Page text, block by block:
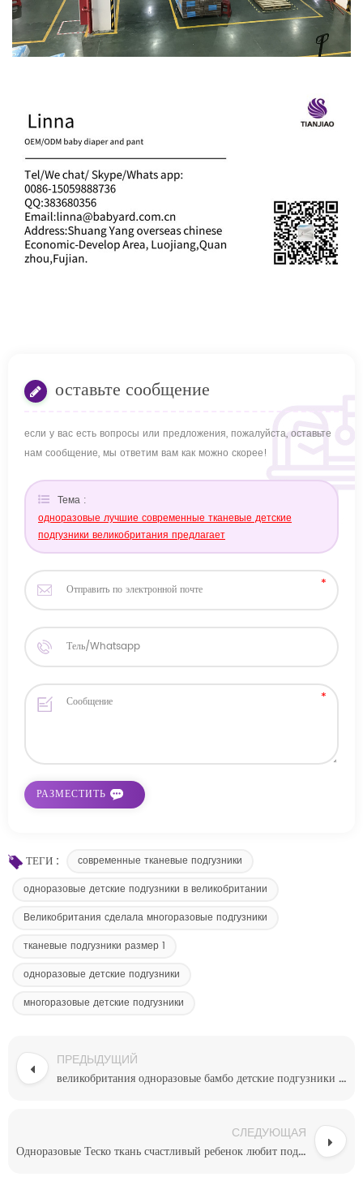
оставьте сообщение
если у вас есть вопросы или предложения, пожалуйста, оставьте
нам сообщение, мы ответим вам как можно скорее!
Тема :
одноразовые лучшие современные тканевые детские
подгузники великобритания предлагает
ТЕГИ :
современные тканевые подгузники
одноразовые детские подгузники в великобритании
Великобритания сделала многоразовые подгузники
тканевые подгузники размер 1
одноразовые детские подгузники
многоразовые детские подгузники
ПРЕДЫДУЩИЙ
великобритания одноразовые бамбо детские подгузники природа
СЛЕДУЮЩАЯ
Одноразовые Теско ткань счастливый ребенок любит подгузники